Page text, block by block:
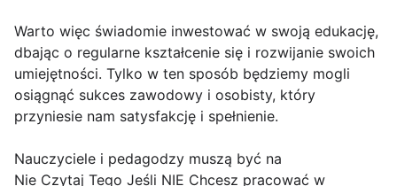
Warto więc świadomie inwestować w swoją edukację,
dbając o regularne kształcenie się i rozwijanie swoich
umiejętności. Tylko w ten sposób będziemy mogli
osiągnąć sukces zawodowy i osobisty, który
przyniesie nam satysfakcję i spełnienie.
Nauczyciele i pedagodzy muszą być na
Nie Czytaj Tego Jeśli NIE Chcesz pracować w